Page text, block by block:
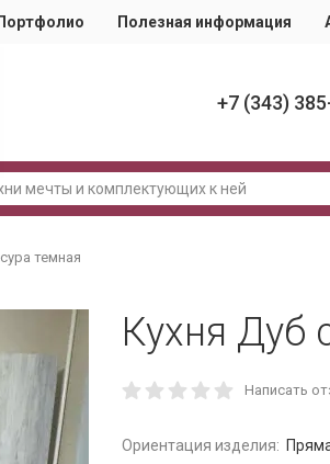
Портфолио Полезная информация
+7 (343)
темная
Кухня Дуб
Написать
Ориентация изделия: